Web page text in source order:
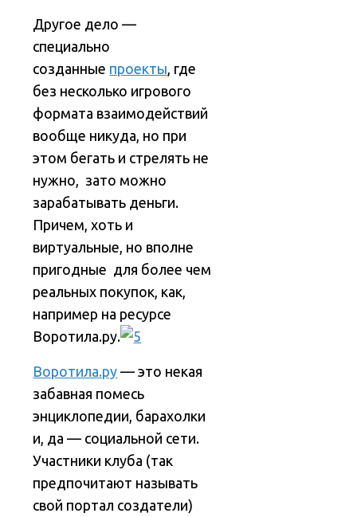
Другое дело —
специально
созданные проекты, где
без несколько игрового
формата взаимодействий
вообще никуда, но при
этом бегать и стрелять не
нужно, зато можно
зарабатывать деньги.
Причем, хоть и
виртуальные, но вполне
пригодные для более чем
реальных покупок, как,
например на ресурсе
Воротила.ру.
Воротила.ру — это некая
забавная помесь
энциклопедии, барахолки
и, да — социальной сети.
Участники клуба (так
предпочитают называть
свой портал создатели)